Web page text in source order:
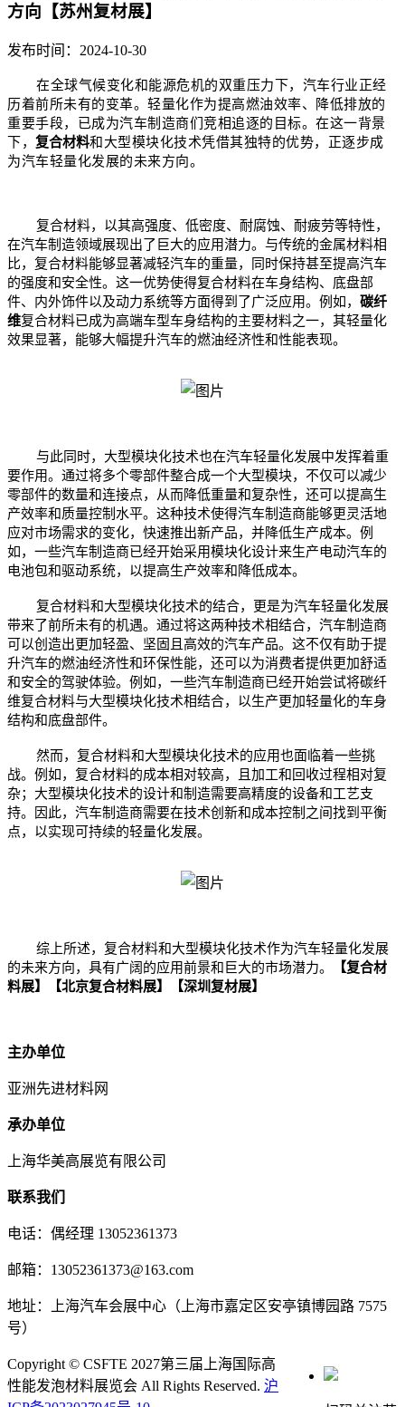
方向【苏州复材展】
发布时间：2024-10-30
在全球气候变化和能源危机的双重压力下，汽车行业正经
历着前所未有的变革。轻量化作为提高燃油效率、降低排放的
重要手段，已成为汽车制造商们竞相追逐的目标。在这一背景
下，复合材料和大型模块化技术凭借其独特的优势，正逐步成
为汽车轻量化发展的未来方向。
复合材料，以其高强度、低密度、耐腐蚀、耐疲劳等特性，
在汽车制造领域展现出了巨大的应用潜力。与传统的金属材料相
比，复合材料能够显著减轻汽车的重量，同时保持甚至提高汽车
的强度和安全性。这一优势使得复合材料在车身结构、底盘部
件、内外饰件以及动力系统等方面得到了广泛应用。例如， 碳纤
维复合材料已成为高端车型车身结构的主要材料之一，其轻量化
效果显著，能够大幅提升汽车的燃油经济性和性能表现。
与此同时，大型模块化技术也在汽车轻量化发展中发挥着重
要作用。通过将多个零部件整合成一个大型模块，不仅可以减少
零部件的数量和连接点，从而降低重量和复杂性，还可以提高生
产效率和质量控制水平。这种技术使得汽车制造商能够更灵活地
应对市场需求的变化，快速推出新产品，并降低生产成本。例
如，一些汽车制造商已经开始采用模块化设计来生产电动汽车的
电池包和驱动系统，以提高生产效率和降低成本。
复合材料和大型模块化技术的结合，更是为汽车轻量化发展
带来了前所未有的机遇。通过将这两种技术相结合，汽车制造商
可以创造出更加轻盈、坚固且高效的汽车产品。这不仅有助于提
升汽车的燃油经济性和环保性能，还可以为消费者提供更加舒适
和安全的驾驶体验。例如，一些汽车制造商已经开始尝试将碳纤
维复合材料与大型模块化技术相结合，以生产更加轻量化的车身
结构和底盘部件。
然而，复合材料和大型模块化技术的应用也面临着一些挑
战。例如，复合材料的成本相对较高，且加工和回收过程相对复
杂；大型模块化技术的设计和制造需要高精度的设备和工艺支
持。因此，汽车制造商需要在技术创新和成本控制之间找到平衡
点，以实现可持续的轻量化发展。
综上所述，复合材料和大型模块化技术作为汽车轻量化发展
的未来方向，具有广阔的应用前景和巨大的市场潜力。
【复合材
料展】【北京复合材料展】【深圳复材展】
主办单位
亚洲先进材料网
承办单位
上海华美高展览有限公司
联系我们
电话：偶经理 13052361373
邮箱：13052361373@163.com
地址：上海汽车会展中心（上海市嘉定区安亭镇博园路 7575
号）
Copyright © CSFTE 2027第三届上海国际高
性能发泡材料展览会 All Rights Reserved. 沪